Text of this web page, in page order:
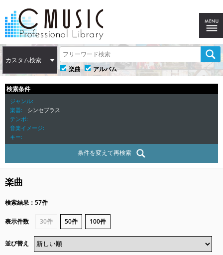
カスタム検索
楽曲
アルバム
検索条件
ジャンル
楽器
シンセブラス
テンポ
音楽イメージ
キー
条件を変えて再検索
楽曲
検索結果：57件
表示件数 30件 50件 100件
並び替え